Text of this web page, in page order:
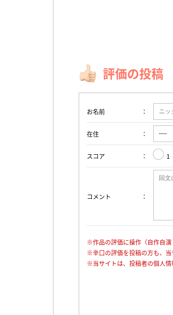
評価の投稿
お名前
在住
スコア 1
コメント
※作品の評価に操作（自作自演
※辛口の評価を投稿の方も、当
※当サイトは、投稿者の個人情